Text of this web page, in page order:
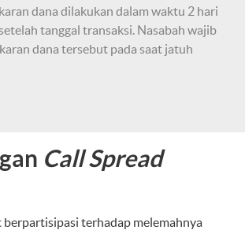
dana dilakukan dalam waktu 2 hari
tanggal transaksi. Nasabah wajib
dana tersebut pada saat jatuh
Call Spread
berpartisipasi terhadap melemahnya